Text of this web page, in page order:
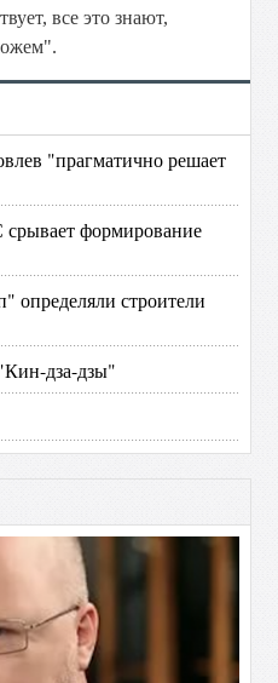
все это знают,
"прагматично решает
формирование
определяли строители
дза-дзы"